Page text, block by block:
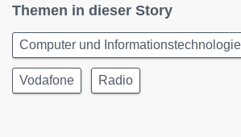
Themen in dieser Story
Computer und Informationstechnologie
Vodafone Radio